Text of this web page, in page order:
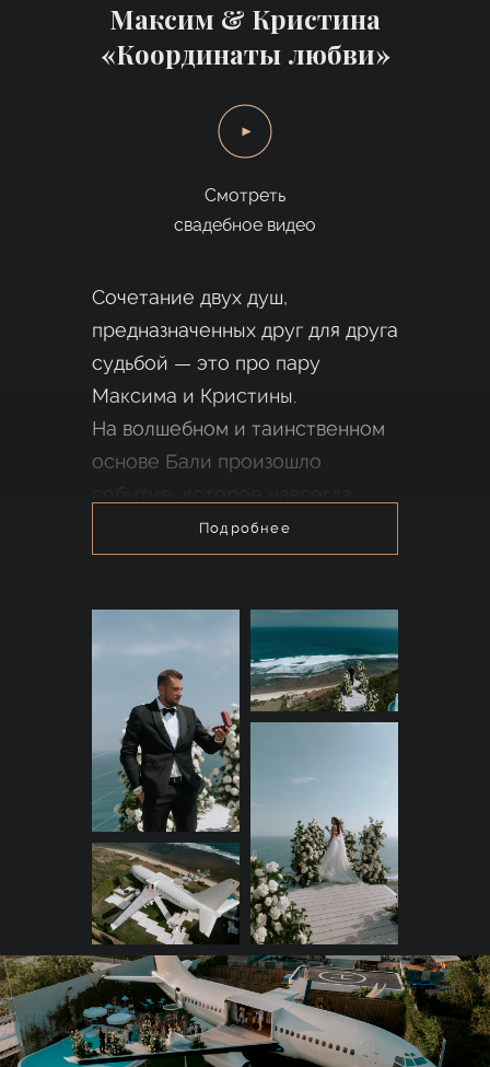
Максим & Кристина
«Координаты любви»
Смотреть
свадебное видео
Сочетание двух душ,
предназначенных друг для друга
судьбой — это про пару
Максима и Кристины.
На волшебном и таинственном
основе Бали произошло
событие, которое навсегда
объединило двух молодых
людей. Всë торжество было
и предначертанностью — так
должно было случится, ведь так
запланировала Вселенная ещё
до рождения молодых. Невеста,
а она же нумеролог номер
1 — как никто об этом знает.
Расскажем об уникальном
проекте для Кристины
и Максима. Проведена большая
и сложная работа, учтено
столько мелочей
— но результат всё оправдал!
Подробнее